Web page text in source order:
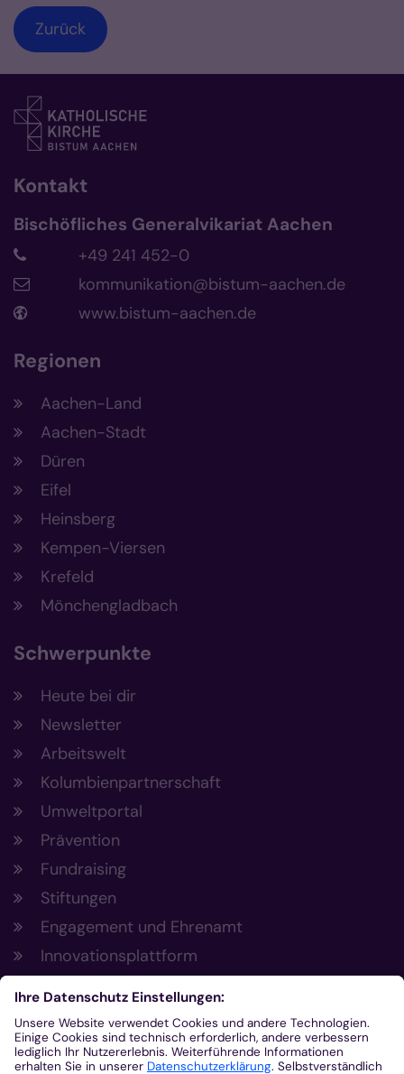
Zurück
Kontakt
Bischöfliches Generalvikariat Aachen
+49 241 452-0
kommunikation@bistum-aachen.de
www.bistum-aachen.de
Regionen
Aachen-Land
Aachen-Stadt
Düren
Eifel
Heinsberg
Kempen-Viersen
Krefeld
Mönchengladbach
Schwerpunkte
Heute bei dir
Newsletter
Arbeitswelt
Kolumbienpartnerschaft
Umweltportal
Prävention
Fundraising
Stiftungen
Engagement und Ehrenamt
Innovationsplattform
Aus der Plattform
Nachrichten